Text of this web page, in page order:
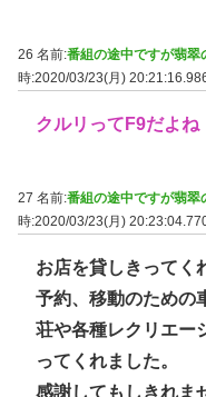
26 名前:番組の途中ですが翡翠
時:2020/03/23(月)
クルリってF9だよね
27 名前:番組の途中ですが翡翠
時:2020/03/23(月)
お店を貸しきってく
予約、移動のための
荘や各種レクリエー
ってくれました。
感謝してもしきれま